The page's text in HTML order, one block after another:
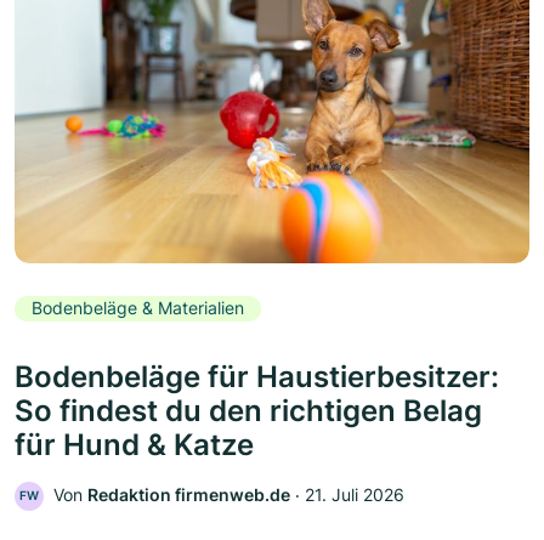
Bodenbeläge & Materialien
Bodenbeläge für Haustierbesitzer:
So findest du den richtigen Belag
für Hund & Katze
FW Von Redaktion firmenweb.de ‧ 21. Juli 2026